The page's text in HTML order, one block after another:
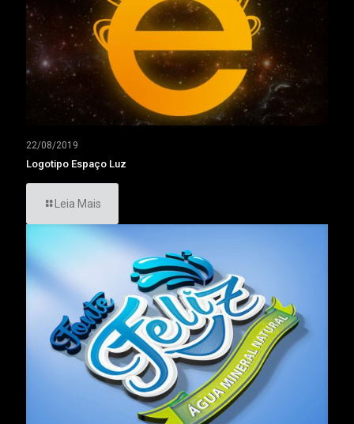
22/08/2019
Logotipo Espaço Luz
Leia Mais